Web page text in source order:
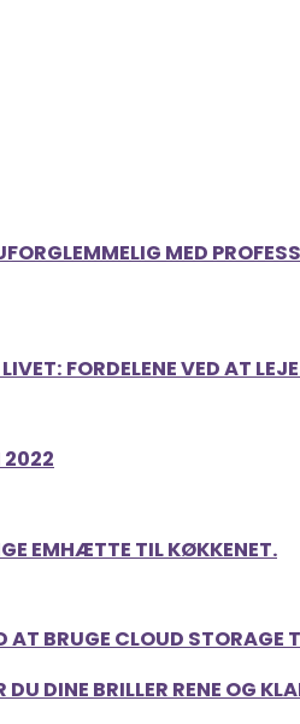
MED
FORDELENE VED AT
2022
EMHÆTTE TIL KØKKENET.
AT BRUGE CLOUD STORAGE
DINE BRILLER RENE OG